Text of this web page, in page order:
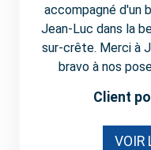
accompagné d'un
Jean-Luc dans la
sur-crête. Merci à
bravo à nos
Client
VOIR